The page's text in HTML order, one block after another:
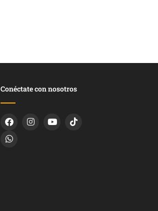
Conéctate con nosotros